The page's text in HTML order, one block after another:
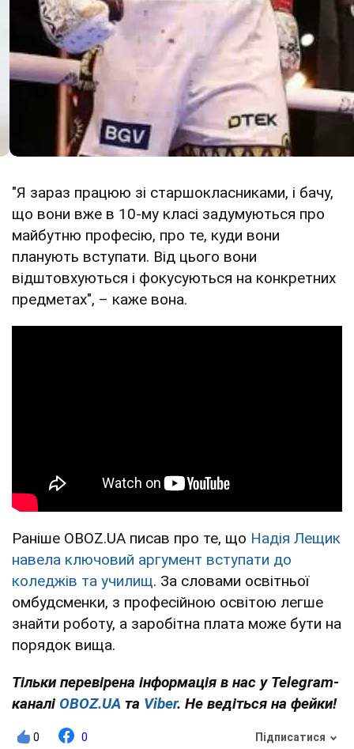
"Я зараз працюю зі старшокласниками, і бачу,
що вони вже в 10-му класі задумуються про
майбутню професію, про те, куди вони
планують вступати. Від цього вони
відштовхуються і фокусуються на конкретних
предметах", – каже вона.
Раніше OBOZ.UA писав про те, що Надія Лещик
навела ключовий аргумент вступати до
коледжів та училищ. За словами освітньої
омбудсменки, з професійною освітою легше
знайти роботу, а заробітна плата може бути на
порядок вища.
Тільки перевірена інформація в нас у Telegram-
каналі OBOZ.UA та Viber. Не ведіться на фейки!
0 0 Підписатися